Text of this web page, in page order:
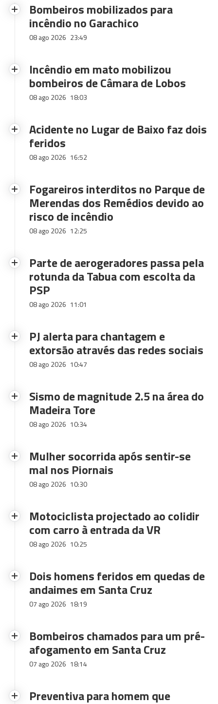
Bombeiros mobilizados para
incêndio no Garachico
08 ago 2026 23:49
Incêndio em mato mobilizou
bombeiros de Câmara de Lobos
08 ago 2026 18:03
Acidente no Lugar de Baixo faz dois
feridos
08 ago 2026 16:52
Fogareiros interditos no Parque de
Merendas dos Remédios devido ao
risco de incêndio
08 ago 2026 12:25
Parte de aerogeradores passa pela
rotunda da Tabua com escolta da
PSP
08 ago 2026 11:01
PJ alerta para chantagem e
extorsão através das redes sociais
08 ago 2026 10:47
Sismo de magnitude 2.5 na área do
Madeira Tore
08 ago 2026 10:34
Mulher socorrida após sentir-se
mal nos Piornais
08 ago 2026 10:30
Motociclista projectado ao colidir
com carro à entrada da VR
08 ago 2026 10:25
Dois homens feridos em quedas de
andaimes em Santa Cruz
07 ago 2026 18:19
Bombeiros chamados para um pré-
afogamento em Santa Cruz
07 ago 2026 18:14
Preventiva para homem que